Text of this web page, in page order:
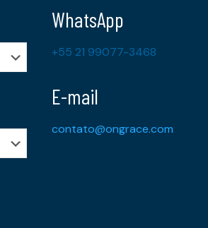
WhatsApp
+55 21 99077-3468
E-mail
contato@ongrace.com